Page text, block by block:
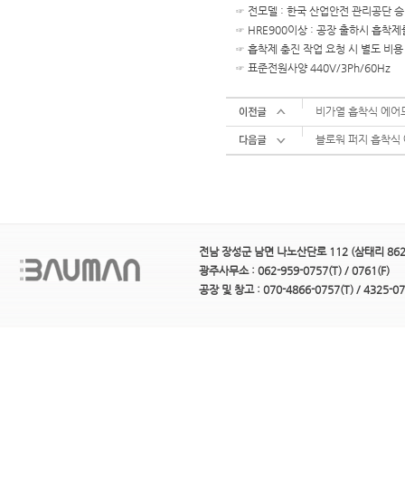
☞ 전모델 : 한국 산업안전 관리공단
☞ HRE900이상 : 공장 출하시 흡착제
☞ 흡착제 충진 작업 요청 시 별도 비용
☞ 표준전원사양 440V/3Ph/60Hz
비가열 흡착식 에어
블로워 퍼지 흡착식
전남 장성군 남면 나노산단로 112 (삼태리
광주사무소 : 062-959-0757(T) / 0761(F)
공장 및 창고 : 070-4866-0757(T) / 4325-